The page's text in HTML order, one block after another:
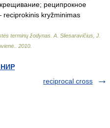
реципрокное
reciprokinis kryžminimas
terminų žodynas A. Sliesaravičius, J.
2010
НИР
reciprocal cross